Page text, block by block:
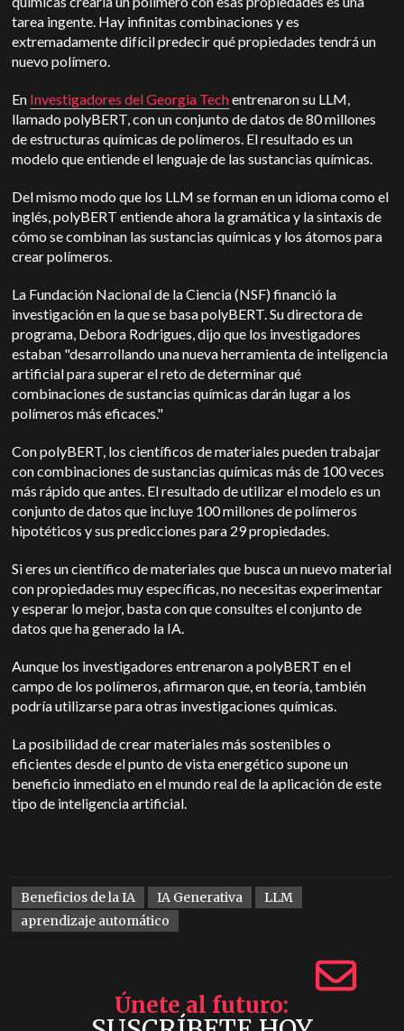
tarea ingente. Hay infinitas combinaciones y es
extremadamente difícil predecir qué propiedades tendrá un
nuevo polímero.
En Investigadores del Georgia Techentrenaron su LLM,
llamado polyBERT, con un conjunto de datos de 80 millones
de estructuras químicas de polímeros. El resultado es un
modelo que entiende el lenguaje de las sustancias químicas.
Del mismo modo que los LLM se forman en un idioma como el
inglés, polyBERT entiende ahora la gramática y la sintaxis de
cómo se combinan las sustancias químicas y los átomos para
crear polímeros.
La Fundación Nacional de la Ciencia (NSF) financió la
investigación en la que se basa polyBERT. Su directora de
programa, Debora Rodrigues, dijo que los investigadores
estaban "desarrollando una nueva herramienta de inteligencia
artificial para superar el reto de determinar qué
combinaciones de sustancias químicas darán lugar a los
polímeros más eficaces."
Con polyBERT, los científicos de materiales pueden trabajar
con combinaciones de sustancias químicas más de 100 veces
más rápido que antes. El resultado de utilizar el modelo es un
conjunto de datos que incluye 100 millones de polímeros
hipotéticos y sus predicciones para 29 propiedades.
Si eres un científico de materiales que busca un nuevo material
con propiedades muy específicas, no necesitas experimentar
y esperar lo mejor, basta con que consultes el conjunto de
datos que ha generado la IA.
Aunque los investigadores entrenaron a polyBERT en el
campo de los polímeros, afirmaron que, en teoría, también
podría utilizarse para otras investigaciones químicas.
La posibilidad de crear materiales más sostenibles o
eficientes desde el punto de vista energético supone un
beneficio inmediato en el mundo real de la aplicación de este
tipo de inteligencia artificial.
Beneficios de la IA IA Generativa
LLM
aprendizaje automático
Únete al futuro